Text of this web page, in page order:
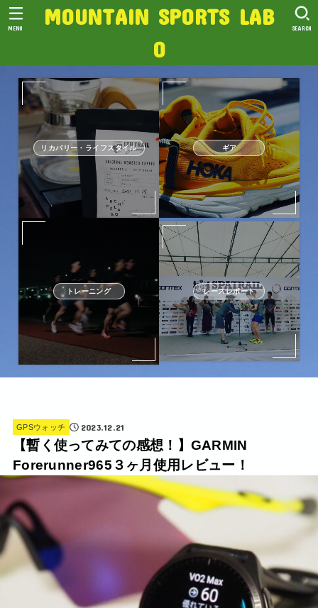
MOUNTAIN SPORTS LAB
O
SEARCH
MENU
リカバリー・ライフスタイル ギア
トレーニング レースレポート
GPSウォッチ 2023.12.21
【暫く使ってみての感想！】GARMIN
Forerunner965３ヶ月使用レビュー！